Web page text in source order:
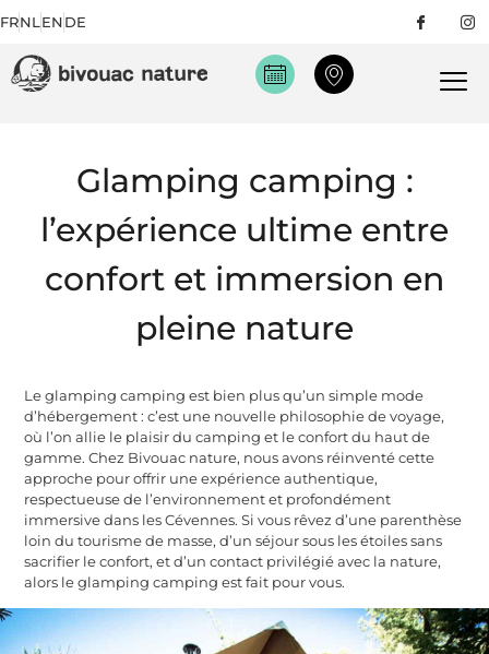
FRNLENDE
Glamping camping :
l’expérience ultime entre
confort et immersion en
pleine nature
Le glamping camping est bien plus qu’un simple mode
d’hébergement : c’est une nouvelle philosophie de voyage,
où l’on allie le plaisir du camping et le confort du haut de
gamme. Chez Bivouac nature, nous avons réinventé cette
approche pour offrir une expérience authentique,
respectueuse de l’environnement et profondément
immersive dans les Cévennes. Si vous rêvez d’une parenthèse
loin du tourisme de masse, d’un séjour sous les étoiles sans
sacrifier le confort, et d’un contact privilégié avec la nature,
alors le glamping camping est fait pour vous.